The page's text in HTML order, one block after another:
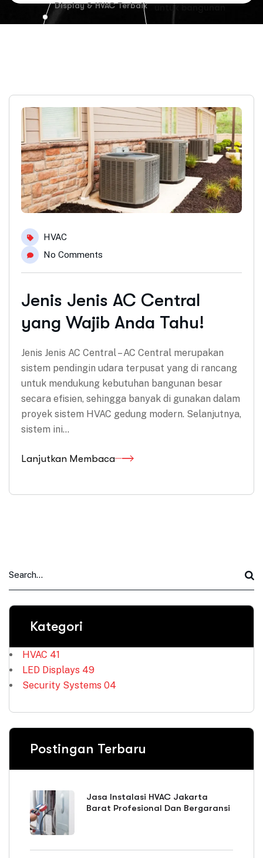
Display & HVAC Terbaik
HVAC
No Comments
Jenis Jenis AC Central
yang Wajib Anda Tahu!
Jenis Jenis AC Central – AC Central merupakan
sistem pendingin udara terpusat yang di rancang
untuk mendukung kebutuhan bangunan besar
secara efisien, sehingga banyak di gunakan dalam
proyek sistem HVAC gedung modern. Selanjutnya,
sistem ini…
Lanjutkan Membaca
Kategori
HVAC 41
LED Displays 49
Security Systems 04
Postingan Terbaru
Jasa Instalasi HVAC Jakarta
Barat Profesional Dan Bergaransi